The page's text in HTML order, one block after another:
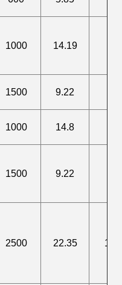
1000 14.19
1500 9.22
1000 14.8
1500 9.22
2500 22.35